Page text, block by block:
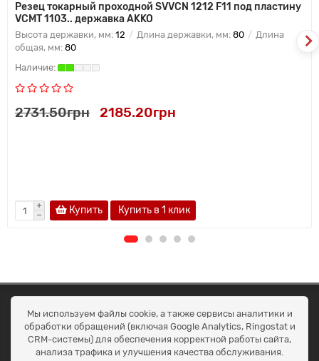
Резец токарный проходной SVVCN 1212 F11 под пластину
VCMT 1103.. державка AKKO
Высота державки, мм: 12 Длина державки, мм: 80
Длина
общая, мм: 80
2731.50грн 2185.20грн
Купить Купить в 1 клик
ОКЕАН ТРЕЙД
Договір публичної оферти
Доставка та оплата
Наші контакти
Умови повернення
Мы используем файлы cookie, а также сервисы аналитики и
обработки обращений (включая Google Analytics, Ringostat и
CRM-системы) для обеспечения корректной работы сайта,
анализа трафика и улучшения качества обслуживания.